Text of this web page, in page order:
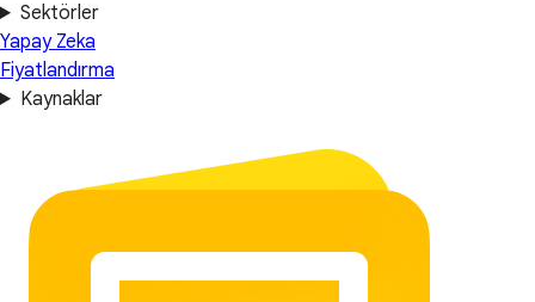
Sektörler
Yapay Zeka
Fiyatlandırma
Kaynaklar